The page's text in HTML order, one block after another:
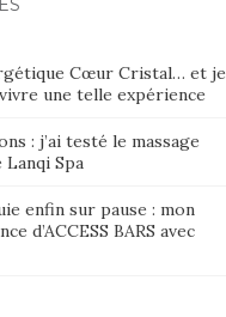
Cœur Cristal… et je
une telle expérience
: j’ai testé le massage
Lanqi Spa
enfin sur pause : mon
d’ACCESS BARS avec